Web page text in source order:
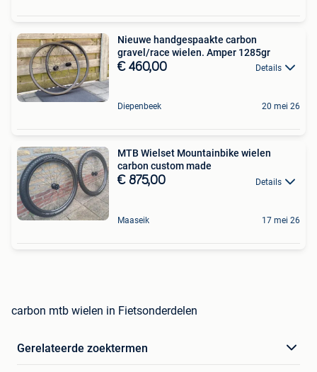
Nieuwe handgespaakte carbon
gravel/race wielen. Amper 1285gr
€ 460,00 Details
Diepenbeek 20 mei 26
MTB Wielset Mountainbike wielen
carbon custom made
€ 875,00 Details
Maaseik 17 mei 26
carbon mtb wielen in Fietsonderdelen
Gerelateerde zoektermen